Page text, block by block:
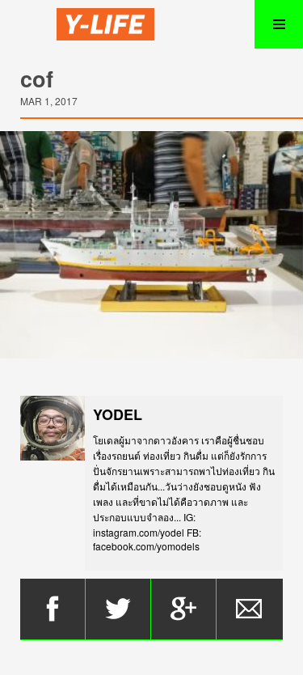
cof
MAR 1, 2017
YODEL
โยเดลผู้มาจากดาวอังคาร เราคือผู้ชื่นชอบ
เรื่องรถยนต์ ท่องเที่ยว กินดื่ม แต่ก็ยังรักการ
ปั่นจักรยานเพราะสามารถพาไปท่องเที่ยว กิน
ดื่มได้เหมือนกัน...วันว่างยังชอบดูหนัง ฟัง
เพลง และที่ขาดไม่ได้คือวาดภาพ และ
ประกอบแบบจำลอง... IG:
instagram.com/yodel FB:
facebook.com/yomodels